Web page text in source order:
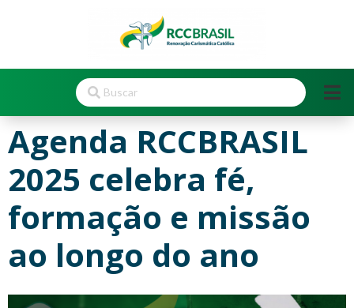
Agenda RCCBRASIL
2025 celebra fé,
formação e missão
ao longo do ano